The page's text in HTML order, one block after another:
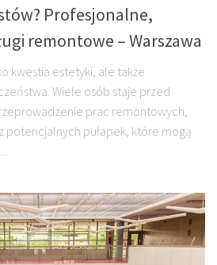
Profesjonalne,
remontowe – Warszawa
kwestia estetyki, ale także
Wiele osób staje przed
prac remontowych,
potencjalnych pułapek, które mogą